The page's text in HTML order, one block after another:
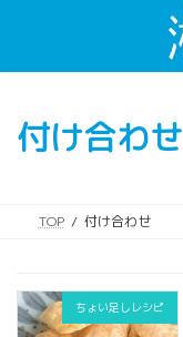
付け合わせ
TOP 付け合わせ
ちょい足しレシピ